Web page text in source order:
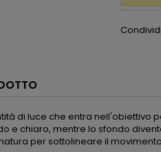
Condividi
di luce che entra
e chiaro, mentre lo sfondo
per sottolineare il